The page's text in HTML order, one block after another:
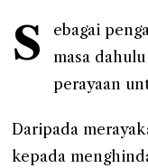
S
ebagai
masa
perayaan
Daripada
kepada